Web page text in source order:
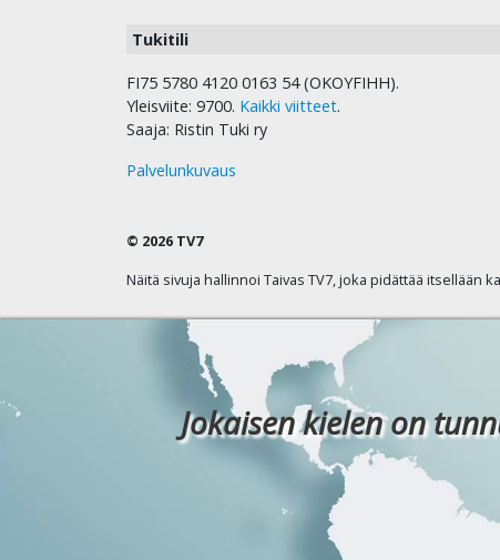
Tukitili
FI75 5780 4120 0163 54 (OKOYFIHH).
Yleisviite: 9700. Kaikki viitteet.
Saaja: Ristin Tuki ry
Palvelunkuvaus
© 2026 TV7
Näitä sivuja hallinnoi Taivas TV7, joka pidättää
Jokaisen kielen on